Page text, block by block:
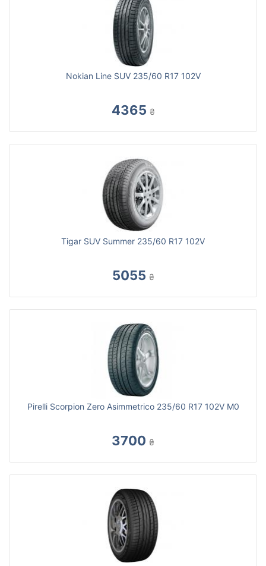
Nokian Line SUV 235/60 R17 102V
4365 ₴
Tigar SUV Summer 235/60 R17 102V
5055 ₴
Pirelli Scorpion Zero Asimmetrico 235/60 R17 102V M0
3700 ₴